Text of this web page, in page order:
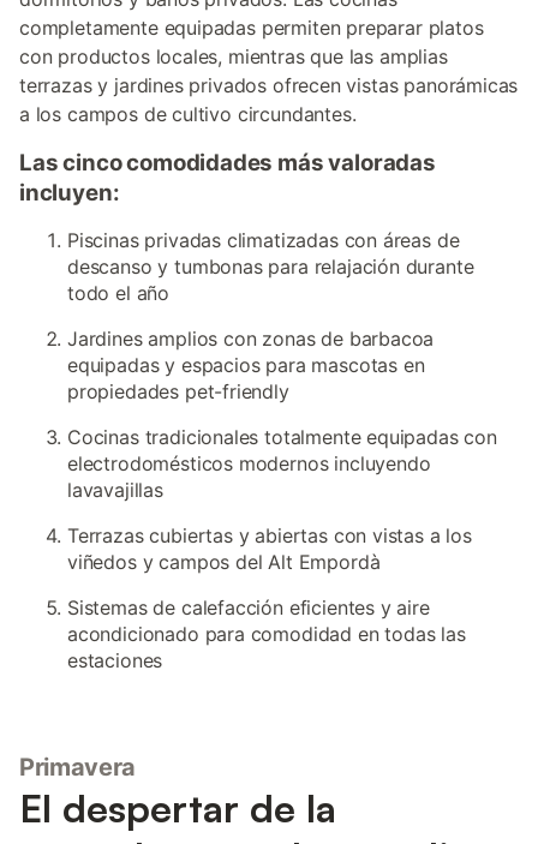
completamente equipadas permiten preparar platos
con productos locales, mientras que las amplias
terrazas y jardines privados ofrecen vistas panorámicas
a los campos de cultivo circundantes.
Las cinco comodidades más valoradas
incluyen:
Piscinas privadas climatizadas con áreas de
descanso y tumbonas para relajación durante
todo el año
Jardines amplios con zonas de barbacoa
equipadas y espacios para mascotas en
propiedades pet-friendly
Cocinas tradicionales totalmente equipadas con
electrodomésticos modernos incluyendo
lavavajillas
Terrazas cubiertas y abiertas con vistas a los
viñedos y campos del Alt Empordà
Sistemas de calefacción eficientes y aire
acondicionado para comodidad en todas las
estaciones
Primavera
El despertar de la